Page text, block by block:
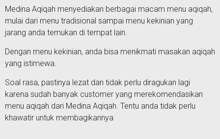
Medina Aqiqah menyediakan berbagai macam menu aqiqah,
mulai dari menu tradisional sampai menu kekinian yang
jarang anda temukan di tempat lain.
Dengan menu kekinian, anda bisa menikmati masakan aqiqah
yang istimewa.
Soal rasa, pastinya lezat dan tidak perlu diragukan lagi
karena sudah banyak customer yang merekomendasikan
menu aqiqah dari Medina Aqiqah. Tentu anda tidak perlu
khawatir untuk membagikannya